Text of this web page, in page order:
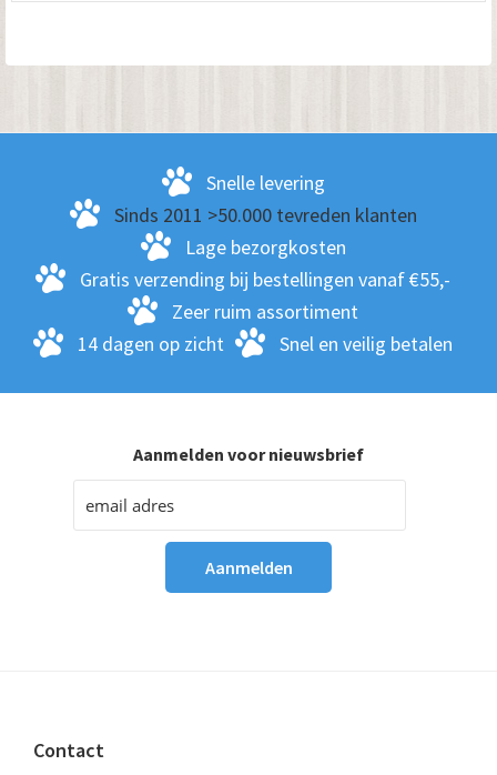
Snelle levering
Sinds 2011 >50.000 tevreden klanten
Lage bezorgkosten
Gratis verzending bij bestellingen vanaf €55,-
Zeer ruim assortiment
14 dagen op zicht
Snel en veilig betalen
Aanmelden voor nieuwsbrief
Footer
Contact